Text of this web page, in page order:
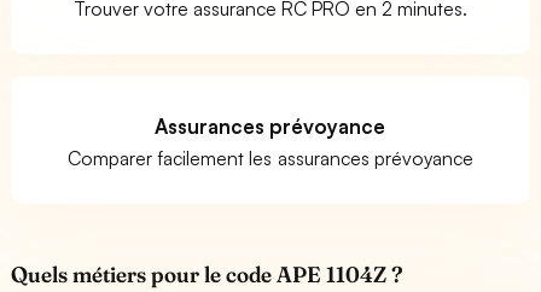
Trouver votre assurance RC PRO en 2 minutes.
Assurances prévoyance
Comparer facilement les assurances prévoyance
Quels métiers pour le code APE 1104Z ?